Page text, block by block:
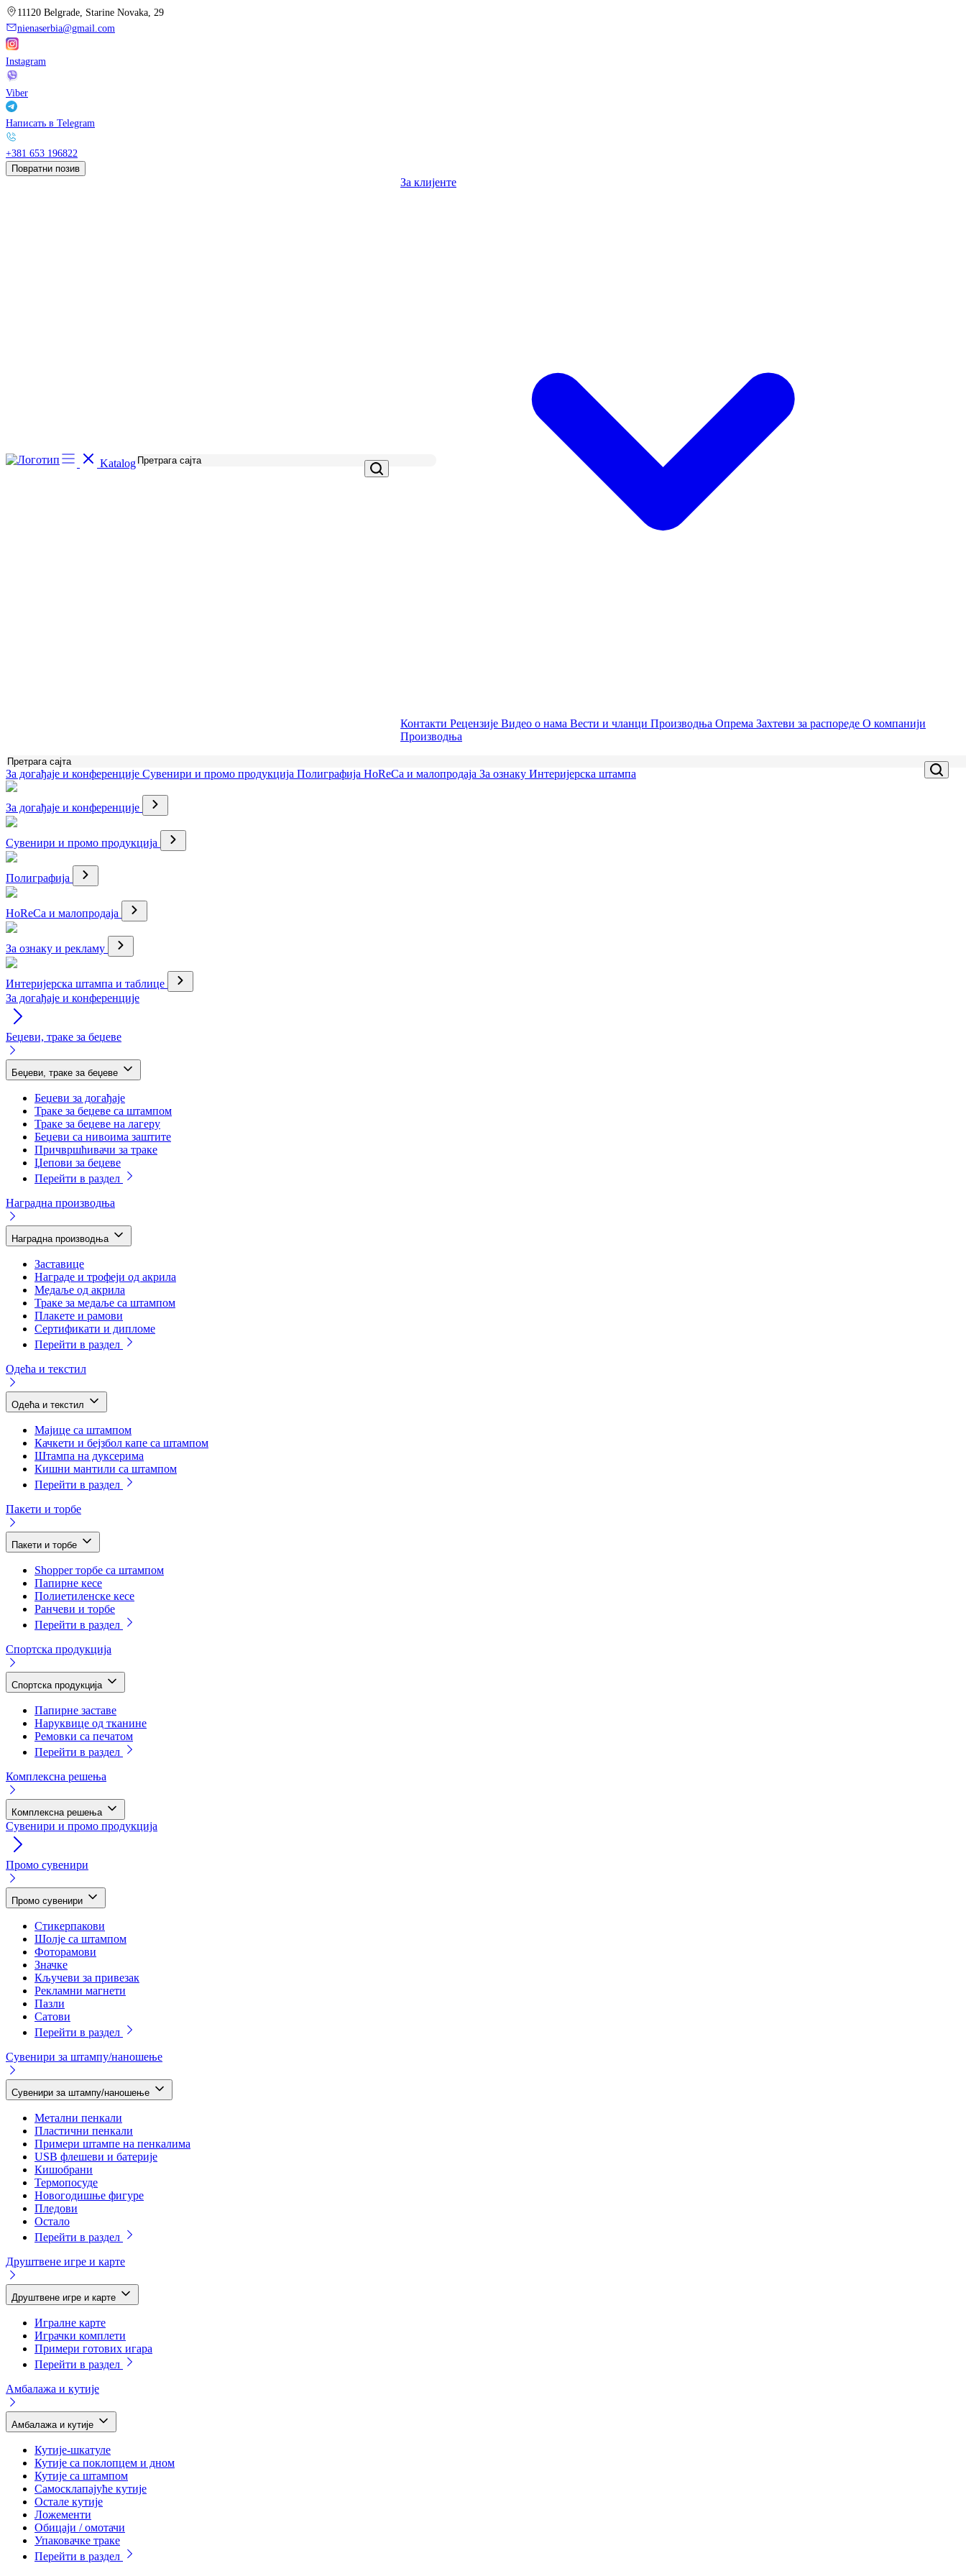
11120 Belgrade, Starine Novaka, 29
nienaserbia@gmail.com
Instagram
Viber
Написать в Telegram
+381 653 196822
Повратни позив
Katalog
За клијенте
Контакти Рецензије Видео о нама Вести и чланци Производња Опрема Захтеви за распореде О компанији
Производња
За догађаје и конференције Сувенири и промо продукција Полиграфија HoReCa и малопродаја За ознаку Интеријерска штампа
За догађаје и конференције
Сувенири и промо продукција
Полиграфија
HoReCa и малопродаја
За ознаку и рекламу
Интеријерска штампа и таблице
За догађаје и конференције
Беџеви, траке за беџеве
Беџеви, траке за беџеве
Беџеви за догађаје
Траке за беџеве са штампом
Траке за беџеве на лагеру
Беџеви са нивоима заштите
Причвршћивачи за траке
Џепови за беџеве
Перейти в раздел
Наградна производња
Наградна производња
Заставице
Награде и трофеји од акрила
Медаље од акрила
Траке за медаље са штампом
Плакете и рамови
Сертификати и дипломе
Перейти в раздел
Одећа и текстил
Одећа и текстил
Мајице са штампом
Качкети и бејзбол капе са штампом
Штампа на дуксерима
Кишни мантили са штампом
Перейти в раздел
Пакети и торбе
Пакети и торбе
Shopper торбе са штампом
Папирне кесе
Полиетиленске кесе
Ранчеви и торбе
Перейти в раздел
Спортска продукција
Спортска продукција
Папирне заставе
Наруквице од тканине
Ремовки са печатом
Перейти в раздел
Комплексна решења
Комплексна решења
Сувенири и промо продукција
Промо сувенири
Промо сувенири
Стикерпакови
Шолје са штампом
Фоторамови
Значке
Кључеви за привезак
Рекламни магнети
Пазли
Сатови
Перейти в раздел
Сувенири за штампу/наношење
Сувенири за штампу/наношење
Метални пенкали
Пластични пенкали
Примери штампе на пенкалима
USB флешеви и батерије
Кишобрани
Термопосуде
Новогодишње фигуре
Пледови
Остало
Перейти в раздел
Друштвене игре и карте
Друштвене игре и карте
Игралне карте
Играчки комплети
Примери готових игара
Перейти в раздел
Амбалажа и кутије
Амбалажа и кутије
Кутије-шкатуле
Кутије са поклопцем и дном
Кутије са штампом
Самосклапајуће кутије
Остале кутије
Ложементи
Обицаји / омотачи
Упаковачке траке
Перейти в раздел